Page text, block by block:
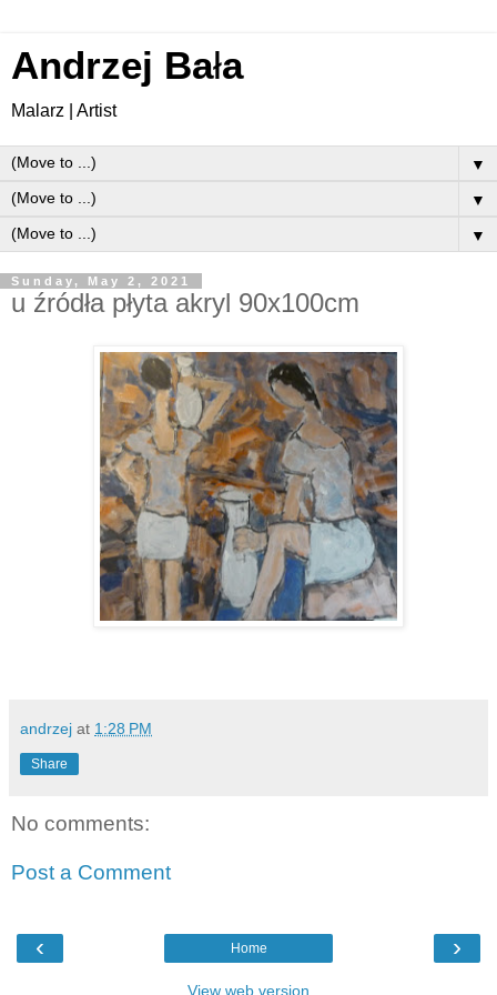
Andrzej Bała
Malarz | Artist
▼
▼
▼
Sunday, May 2, 2021
u źródła płyta akryl 90x100cm
andrzej at 1:28 PM
Share
No comments:
Post a Comment
‹ ›
Home
View web version